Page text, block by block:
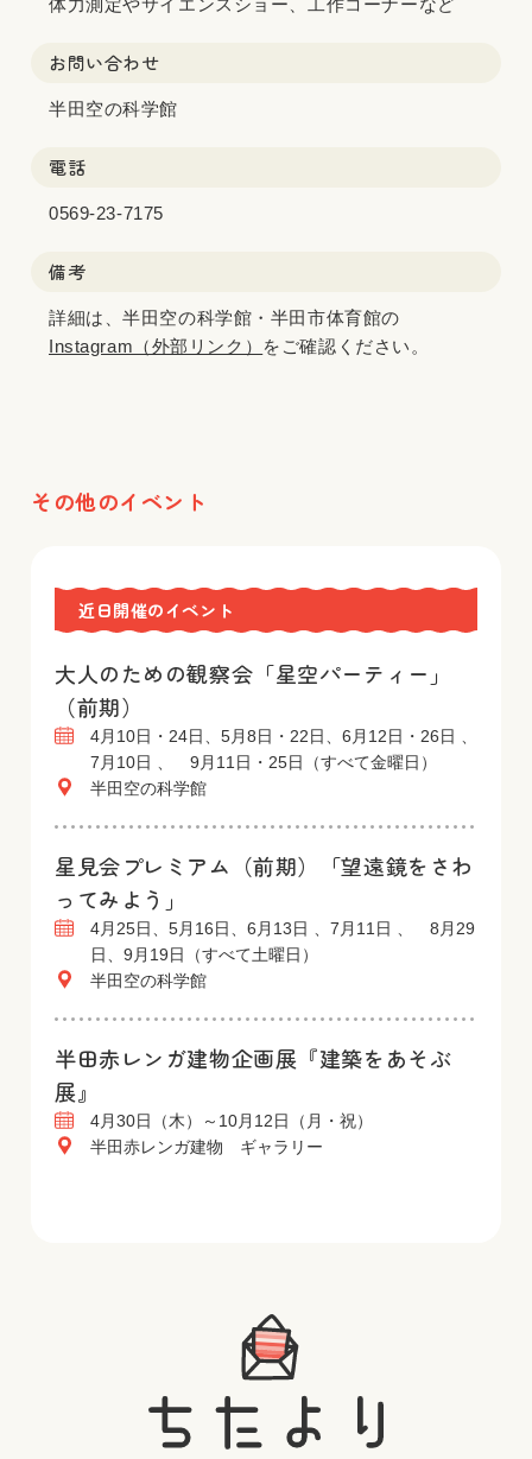
体力測定やサイエンスショー、工作コーナーなど
お問い合わせ
半田空の科学館
電話
0569-23-7175
備考
詳細は、半田空の科学館・半田市体育館の
Instagram（外部リンク）
をご確認ください。
その他のイベント
近日開催のイベント
大人のための観察会「星空パーティー」
（前期）
4月10日・24日、5月8日・22日、6月12日・26日 、
7月10日 、 9月11日・25日（すべて金曜日）
半田空の科学館
星見会プレミアム（前期）「望遠鏡をさわ
ってみよう」
4月25日、5月16日、6月13日 、7月11日 、 8月29
日、9月19日（すべて土曜日）
半田空の科学館
半田赤レンガ建物企画展『建築をあそぶ
展』
4月30日（木）～10月12日（月・祝）
半田赤レンガ建物 ギャラリー